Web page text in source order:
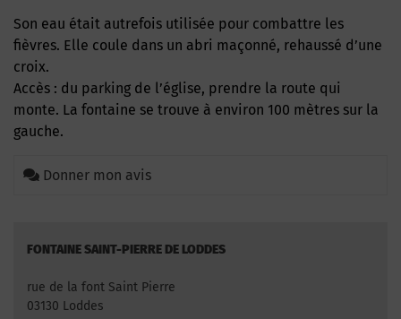
Son eau était autrefois utilisée pour combattre les
fièvres. Elle coule dans un abri maçonné, rehaussé d’une
croix.
Accès : du parking de l’église, prendre la route qui
monte. La fontaine se trouve à environ 100 mètres sur la
gauche.
Donner mon avis
FONTAINE SAINT-PIERRE DE LODDES
rue de la font Saint Pierre
03130 Loddes